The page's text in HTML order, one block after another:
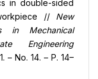
in double-sided
// New
in Mechanical
Engineering
– No. 14. – P. 14–